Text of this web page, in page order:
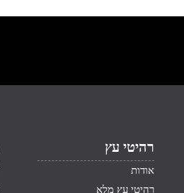
רהיטי עץ
אודות
רהיטי עץ מלא